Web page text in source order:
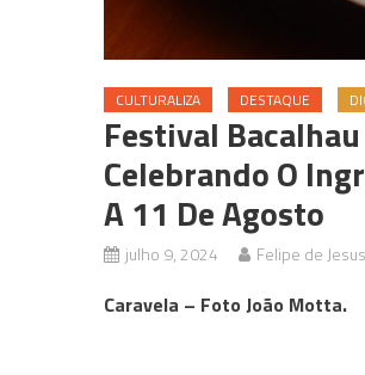
CULTURALIZA DESTAQUE
Festival
Celebrando O
A 11 De Agosto
julho 9, 2024 Felipe de
Caravela – Foto João Motta.